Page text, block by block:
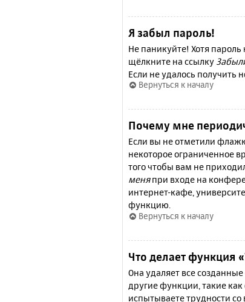
Я забыл пароль!
Не паникуйте! Хотя
щёлкните на ссылку
Если не удалось получить
Вернуться к началу
Почему мне
Если вы не отметили
некоторое ограниченное
того чтобы вам не
меняпри входе на
интернет-кафе,
функцию.
Вернуться к началу
Что делает функция
Она удаляет все
другие функции, такие
испытываете трудности